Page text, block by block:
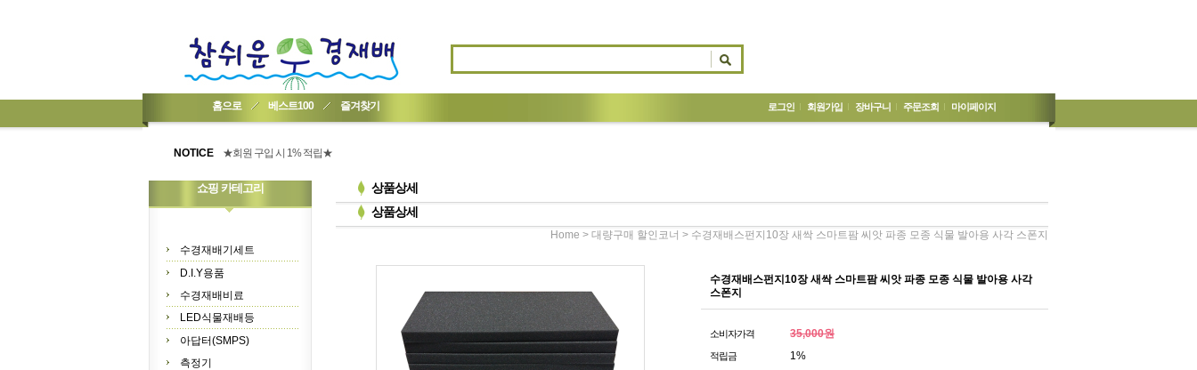
홈으로 베스트100 즐겨찾기 로그인 회원가입 장바구니 주문조회 마이페이지
NOTICE
★기업회원가입 방법..
★간편 회원가입★
쇼핑 카테고리
수경재배기세트
D.I.Y용품
수경재배비료
LED식물재배등
아답터(SMPS)
측정기
상품상세
상품상세
Home > 대량구매 할인코너 > 수경재배스펀지10장 새싹 스마트팜 씨앗 파종 모종 식물 발아용 사각 스폰지
수경재배스펀지10장 새싹 스마트팜 씨앗 파종 모종 식물 발아용 사각
스폰지
소비자가격 35,000원
적립금 1%